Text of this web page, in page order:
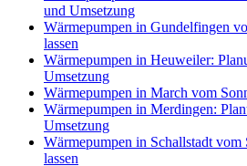
und Umsetzung
Wärmepumpen in Gundelfingen
lassen
Wärmepumpen in Heuweiler:
Umsetzung
Wärmepumpen in March vom
Wärmepumpen in Merdingen:
Umsetzung
Wärmepumpen in Schallstadt vom
lassen